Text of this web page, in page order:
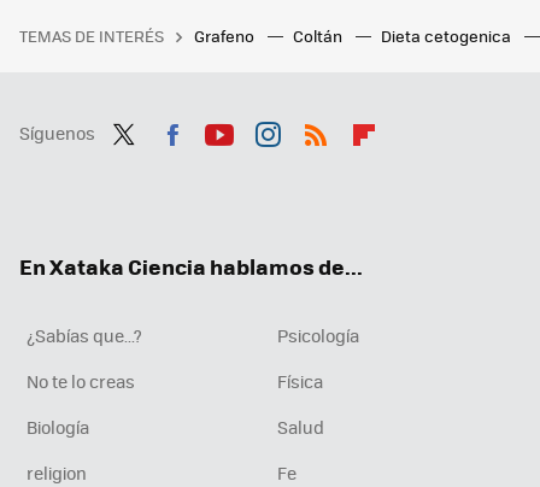
TEMAS DE INTERÉS Grafeno Coltán Dieta cetogenica
Síguenos
En Xataka Ciencia hablamos de...
¿Sabías que...?
Psicología
No te lo creas
Física
Biología
Salud
religion
Fe